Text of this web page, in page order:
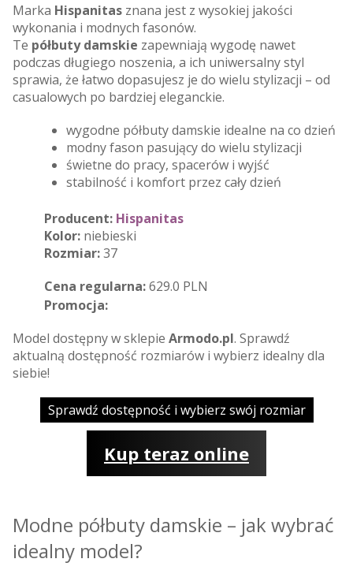
Marka Hispanitas znana jest z wysokiej jakości
wykonania i modnych fasonów.
Te półbuty damskie zapewniają wygodę nawet
podczas długiego noszenia, a ich uniwersalny styl
sprawia, że łatwo dopasujesz je do wielu stylizacji – od
casualowych po bardziej eleganckie.
wygodne półbuty damskie idealne na co dzień
modny fason pasujący do wielu stylizacji
świetne do pracy, spacerów i wyjść
stabilność i komfort przez cały dzień
Producent: Hispanitas
Kolor: niebieski
Rozmiar:37
Cena regularna:629.0 PLN
Promocja:
Model dostępny w sklepie Armodo.pl. Sprawdź
aktualną dostępność rozmiarów i wybierz idealny dla
siebie!
Sprawdź dostępność i wybierz swój rozmiar
Kup teraz online
Modne półbuty damskie – jak wybrać
idealny model?